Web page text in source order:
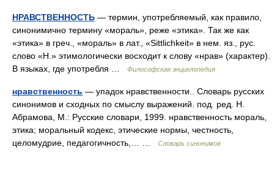
НРАВСТВЕННОСТЬ — термин, употребляемый, как правило,
синонимично термину «мораль», реже «этика». Так же как
«этика» в греч., «мораль» в лат., «Sittlichkeit» в нем. яз., рус.
слово «Н.» этимологически восходит к слову «нрав» (характер).
В языках, где употребля …
Философская энциклопедия
нравственность — упадок нравственности.. Словарь русских
синонимов и сходных по смыслу выражений. под. ред. Н.
Абрамова, М.: Русские словари, 1999. нравственность мораль,
этика; моральный кодекс, этические нормы, честность,
целомудрие, педагогичность,… …
Словарь синонимов